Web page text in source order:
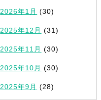
2026年1月 (30)
2025年12月 (31)
2025年11月 (30)
2025年10月 (30)
2025年9月 (28)